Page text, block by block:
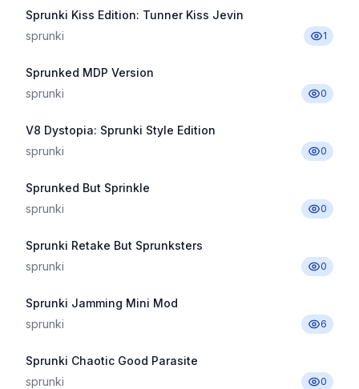
Sprunki Kiss Edition: Tunner Kiss Jevin
sprunki
1
Sprunked MDP Version
sprunki
0
V8 Dystopia: Sprunki Style Edition
sprunki
0
Sprunked But Sprinkle
sprunki
0
Sprunki Retake But Sprunksters
sprunki
0
Sprunki Jamming Mini Mod
sprunki
6
Sprunki Chaotic Good Parasite
sprunki
0